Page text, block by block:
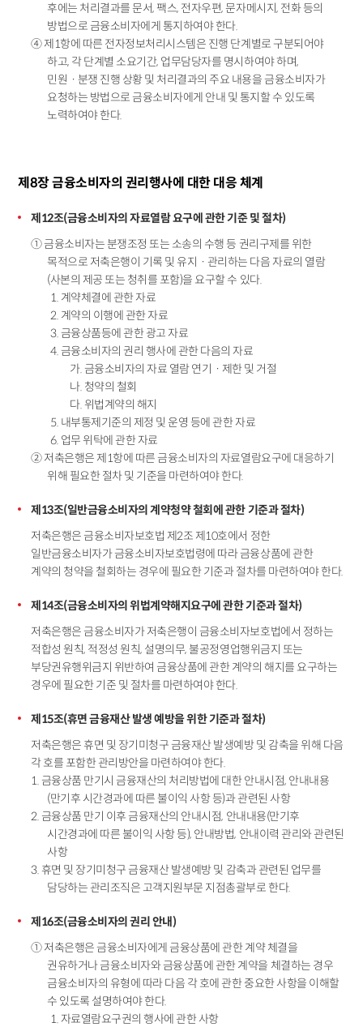
후에는 처리결과를 문서, 팩스, 전자우편, 문자메시지, 전화 등의
방법으로 금융소비자에게 통지하여야 한다.
④ 제1항에 따른 전자정보처리시스템은 진행 단계별로 구분되어야
하고, 각 단계별 소요기간, 업무담당자를 명시하여야 하며,
민원ㆍ분쟁 진행 상황 및 처리결과의 주요 내용을 금융소비자가
요청하는 방법으로 금융소비자에게 안내 및 통지할 수 있도록
노력하여야 한다.
제8장 금융소비자의 권리행사에 대한 대응 체계
제12조(금융소비자의 자료열람 요구에 관한 기준 및 절차)
① 금융소비자는 분쟁조정 또는 소송의 수행 등 권리구제를 위한
목적으로 저축은행이 기록 및 유지ㆍ관리하는 다음 자료의 열람
(사본의 제공 또는 청취를 포함)을 요구할 수 있다.
1. 계약체결에 관한 자료
2. 계약의 이행에 관한 자료
3. 금융상품등에 관한 광고 자료
4. 금융소비자의 권리 행사에 관한 다음의 자료
가. 금융소비자의 자료 열람 연기ㆍ제한 및 거절
나. 청약의 철회
다. 위법계약의 해지
5. 내부통제기준의 제정 및 운영 등에 관한 자료
6. 업무 위탁에 관한 자료
② 저축은행은 제1항에 따른 금융소비자의 자료열람요구에 대응하기
위해 필요한 절차 및 기준을 마련하여야 한다.
제13조(일반금융소비자의 계약청약 철회에 관한 기준과 절차)
저축은행은 금융소비자보호법 제2조 제10호에서 정한
일반금융소비자가 금융소비자보호법령에 따라 금융상품에 관한
계약의 청약을 철회하는 경우에 필요한 기준과 절차를 마련하여야 한다.
제14조(금융소비자의 위법계약해지요구에 관한 기준과 절차)
저축은행은 금융소비자가 저축은행이 금융소비자보호법에서 정하는
적합성 원칙, 적정성 원칙, 설명의무, 불공정영업행위금지 또는
부당권유행위금지 위반하여 금융상품에 관한 계약의 해지를 요구하는
경우에 필요한 기준 및 절차를 마련하여야 한다.
제15조(휴면 금융재산 발생 예방을 위한 기준과 절차)
저축은행은 휴면 및 장기미청구 금융재산 발생예방 및 감축을 위해 다음
각 호를 포함한 관리방안을 마련하여야 한다.
1. 금융상품 만기시 금융재산의 처리방법에 대한 안내시점, 안내내용
(만기후 시간경과에 따른 불이익 사항 등)과 관련된 사항
2. 금융상품 만기 이후 금융재산의 안내시점, 안내내용(만기후
시간경과에 따른 불이익 사항 등), 안내방법, 안내이력 관리와 관련된
사항
3. 휴면 및 장기미청구 금융재산 발생예방 및 감축과 관련된 업무를
담당하는 관리조직은 고객지원부문 지점총괄부로 한다.
제16조(금융소비자의 권리 안내)
① 저축은행은 금융소비자에게 금융상품에 관한 계약 체결을
권유하거나 금융소비자와 금융상품에 관한 계약을 체결하는 경우
금융소비자의 유형에 따라 다음 각 호에 관한 중요한 사항을 이해할
수 있도록 설명하여야 한다.
1. 자료열람요구권의 행사에 관한 사항